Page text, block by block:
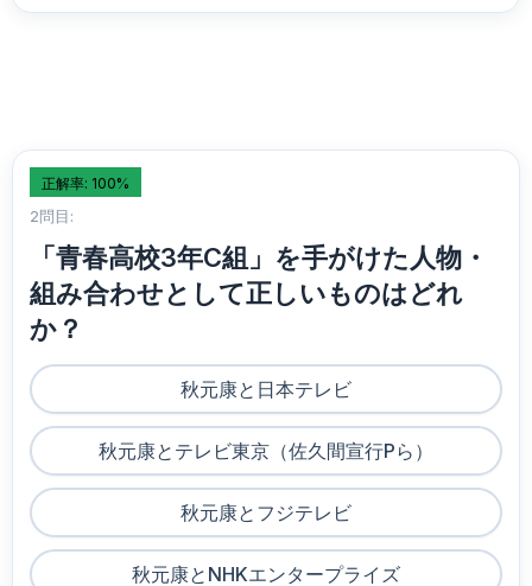
正解率: 100%
2問目:
「青春高校3年C組」を手がけた人物・
組み合わせとして正しいものはどれ
か？
秋元康と日本テレビ
秋元康とテレビ東京（佐久間宣行Pら）
秋元康とフジテレビ
秋元康とNHKエンタープライズ